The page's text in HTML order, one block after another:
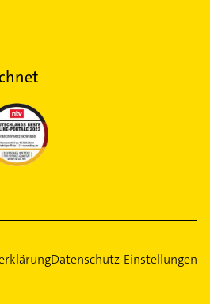
Datenschutz-Einstellungen